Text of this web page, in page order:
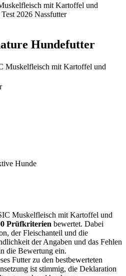
mit Kartoffel und
2026 Nassfutter
Hundefutter
Muskelfleisch mit Kartoffel und
Hunde
Muskelfleisch mit Kartoffel und
Prüfkriterien bewertet. Dabei
der Fleischanteil und die
der Angaben und das Fehlen
die Bewertung ein.
Futter zu den bestbewerteten
ist stimmig, die Deklaration